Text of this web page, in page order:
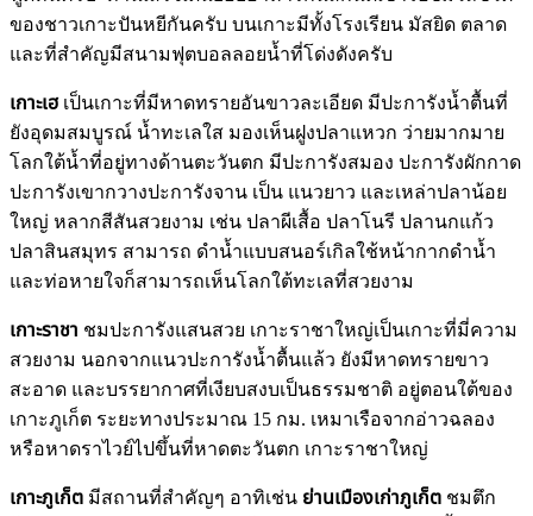
ของชาวเกาะปันหยีกันครับ บนเกาะมีทั้งโรงเรียน มัสยิด ตลาด
และที่สำคัญมีสนามฟุตบอลลอยน้ำที่โด่งดังครับ
เกาะเฮเป็นเกาะที่มีหาดทรายอันขาวละเอียด มีปะการังน้ำตื้นที่
ยังอุดมสมบูรณ์ น้ำทะเลใส มองเห็นฝูงปลาแหวก ว่ายมากมาย
โลกใต้น้ำที่อยู่ทางด้านตะวันตก มีปะการังสมอง ปะการังผักกาด
ปะการังเขากวางปะการังจาน เป็น แนวยาว และเหล่าปลาน้อย
ใหญ่ หลากสีสันสวยงาม เช่น ปลาผีเสื้อ ปลาโนรี ปลานกแก้ว
ปลาสินสมุทร สามารถ ดำน้ำแบบสนอร์เกิลใช้หน้ากากดำน้ำ
และท่อหายใจก็สามารถเห็นโลกใต้ทะเลที่สวยงาม
เกาะราชา ชมปะการังแสนสวย เกาะราชาใหญ่เป็นเกาะที่มี่ความ
สวยงาม นอกจากแนวปะการังน้ำตื้นแล้ว ยังมีหาดทรายขาว
สะอาด และบรรยากาศที่เงียบสงบเป็นธรรมชาติ อยู่ตอนใต้ของ
เกาะภูเก็ต ระยะทางประมาณ 15 กม. เหมาเรือจากอ่าวฉลอง
หรือหาดราไวย์ไปขึ้นที่หาดตะวันตก เกาะราชาใหญ่
เกาะภูเก็ต มีสถานที่สำคัญๆ อาทิเช่น ย่านเมืองเก่าภูเก็ต ชมตึก